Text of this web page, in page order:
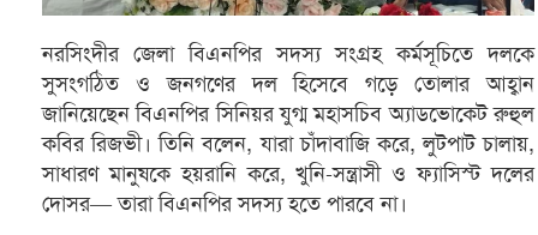
নরসিংদীর জেলা বিএনপির সদস্য সংগ্রহ কর্মসূচিতে দলকে
সুসংগঠিত ও জনগণের দল হিসেবে গড়ে তোলার আহ্বান
জানিয়েছেন বিএনপির সিনিয়র যুগ্ম মহাসচিব অ্যাডভোকেট রুহুল
কবির রিজভী। তিনি বলেন, যারা চাঁদাবাজি করে, লুটপাট চালায়,
সাধারণ মানুষকে হয়রানি করে, খুনি-সন্ত্রাসী ও ফ্যাসিস্ট দলের
দোসর— তারা বিএনপির সদস্য হতে পারবে না।